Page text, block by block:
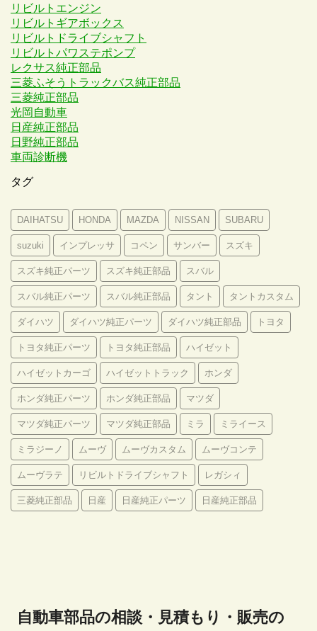
リビルトエンジン
リビルトギアボックス
リビルトドライブシャフト
リビルトパワステポンプ
レクサス純正部品
三菱ふそうトラックバス純正部品
三菱純正部品
光岡自動車
日産純正部品
日野純正部品
車両診断機
タグ
DAIHATSU HONDA MAZDA NISSAN SUBARU
suzuki インプレッサ コペン サンバー スズキ
スズキ純正パーツ スズキ純正部品 スバル
スバル純正パーツ スバル純正部品 タント タントカスタム
ダイハツ ダイハツ純正パーツ ダイハツ純正部品 トヨタ
トヨタ純正パーツ トヨタ純正部品 ハイゼット
ハイゼットカーゴ ハイゼットトラック ホンダ
ホンダ純正パーツ ホンダ純正部品 マツダ
マツダ純正パーツ マツダ純正部品 ミラ ミライース
ミラジーノ ムーヴ ムーヴカスタム ムーヴコンテ
ムーヴラテ リビルトドライブシャフト レガシィ
三菱純正部品 日産 日産純正パーツ 日産純正部品
自動車部品の相談・見積もり・販売の